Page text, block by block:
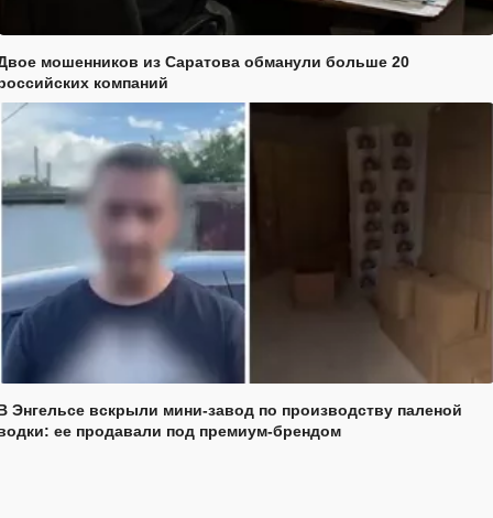
мошенников из Саратова обманули больше 20
компаний
Энгельсе вскрыли мини-завод по производству паленой
ее продавали под премиум-брендом